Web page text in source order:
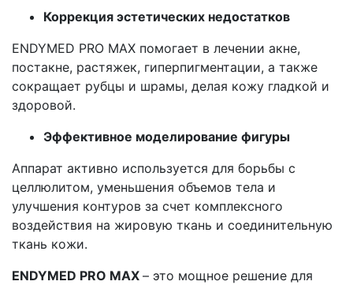
Коррекция эстетических недостатков
ENDYMED PRO MAX помогает в лечении акне,
постакне, растяжек, гиперпигментации, а также
сокращает рубцы и шрамы, делая кожу гладкой и
здоровой.
Эффективное моделирование фигуры
Аппарат активно используется для борьбы с
целлюлитом, уменьшения объемов тела и
улучшения контуров за счет комплексного
воздействия на жировую ткань и соединительную
ткань кожи.
ENDYMED PRO MAX – это мощное решение для